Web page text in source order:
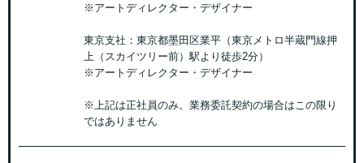
※アートディレクター・デザイナー
東京支社：東京都墨田区業平（東京メトロ半蔵門線押
上（スカイツリー前）駅より徒歩2分）
※アートディレクター・デザイナー
※上記は正社員のみ。業務委託契約の場合はこの限り
ではありません